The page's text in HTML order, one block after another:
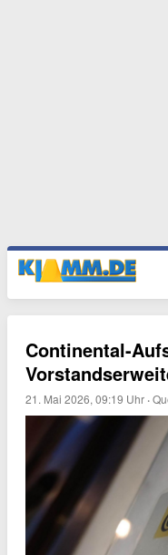
Continental-
21. Mai 2026, 09:19 Uhr ·